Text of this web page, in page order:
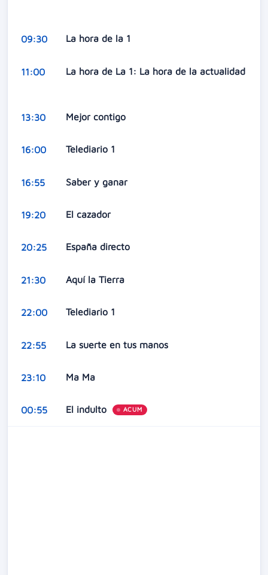
09:30 La hora de la 1
11:00 La hora de La 1: La hora de la actualidad
13:30 Mejor contigo
16:00 Telediario 1
16:55 Saber y ganar
19:20 El cazador
20:25 España directo
21:30 Aquí la Tierra
22:00 Telediario 1
22:55 La suerte en tus manos
23:10 Ma Ma
00:55 El indulto ACUM